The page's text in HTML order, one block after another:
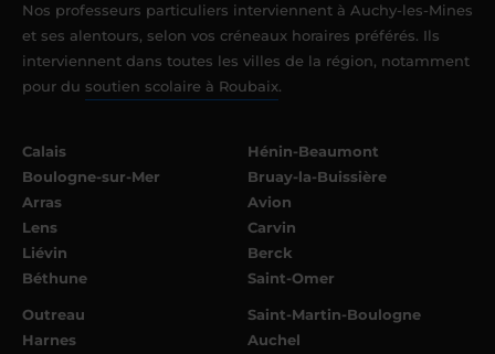
Nos professeurs particuliers interviennent à Auchy-les-Mines
et ses alentours, selon vos créneaux horaires préférés. Ils
interviennent dans toutes les villes de la région, notamment
pour du soutien scolaire à Roubaix.
Calais
Boulogne-sur-Mer
Arras
Lens
Liévin
Béthune
Hénin-Beaumont
Bruay-la-Buissière
Avion
Carvin
Berck
Saint-Omer
Outreau
Harnes
Saint-Martin-Boulogne
Auchel